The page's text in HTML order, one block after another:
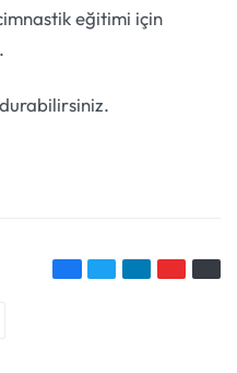
eğitimi için